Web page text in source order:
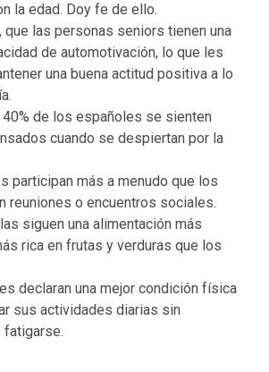
la edad. Doy fe de ello.
que las personas seniors tienen una
de automotivación, lo que les
una buena actitud positiva a lo
de los españoles se sienten
cuando se despiertan por la
participan más a menudo que los
reuniones o encuentros sociales.
siguen una alimentación más
rica en frutas y verduras que los
declaran una mejor condición física
sus actividades diarias sin
fatigarse.